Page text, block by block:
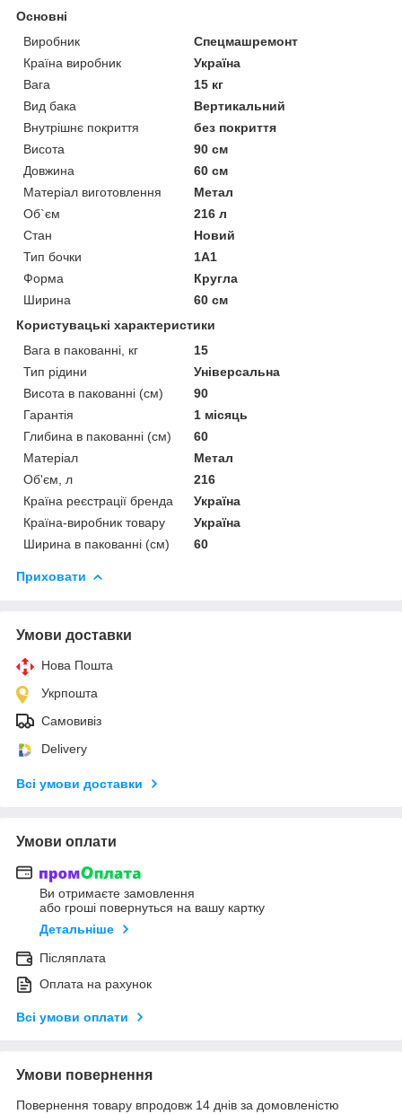
Основні
Виробник
Спецмашремонт
Країна виробник
Україна
Вага
15 кг
Вид бака
Вертикальний
Внутрішнє покриття
без покриття
Висота
90 см
Довжина
60 см
Матеріал виготовлення
Метал
Об`єм
216 л
Стан
Новий
Тип бочки
1А1
Форма
Кругла
Ширина
60 см
Користувацькі характеристики
Вага в пакованні, кг
15
Тип рідини
Універсальна
Висота в пакованні (см)
90
Гарантія
1 місяць
Глибина в пакованні (см)
60
Матеріал
Метал
Об'єм, л
216
Країна реєстрації бренда
Україна
Країна-виробник товару
Україна
Ширина в пакованні (см)
60
Приховати
Умови доставки
Нова Пошта
Укрпошта
Самовивіз
Delivery
Всі умови доставки
Умови оплати
Ви отримаєте замовлення
або гроші повернуться на вашу картку
Детальніше
Післяплата
Оплата на рахунок
Всі умови оплати
Умови повернення
Повернення товару впродовж 14 днів за домовленістю